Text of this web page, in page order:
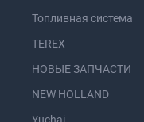
Топливная система
TEREX
НОВЫЕ ЗАПЧАСТИ
NEW HOLLAND